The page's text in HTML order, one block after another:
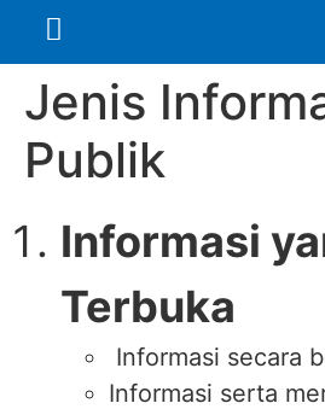
Jenis
Publik
Informasi
Terbuka
Informasi secara
Informasi serta